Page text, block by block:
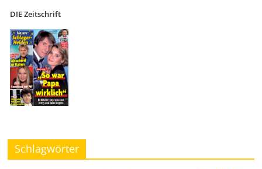
DIE Zeitschrift
Schlagwörter